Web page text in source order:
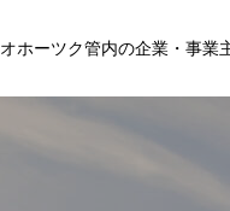
オホーツク管内の企業・事業